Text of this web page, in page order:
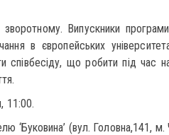
Випускники
в європейських
співбесіду, що робити під час
11:00.
‘Буковина’ (вул. Головна,141, м.